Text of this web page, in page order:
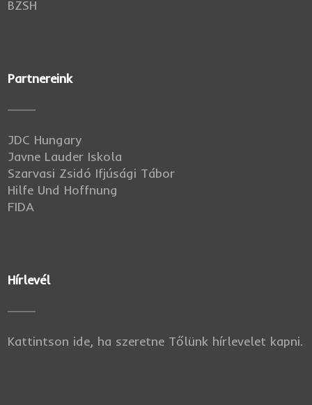
BZSH
Partnereink
JDC Hungary
Javne Lauder Iskola
Szarvasi Zsidó Ifjúsági Tábor
Hilfe Und Hoffnung
FIDA
Hírlevél
Kattintson ide, ha szeretne Tőlünk hírlevelet kapni.